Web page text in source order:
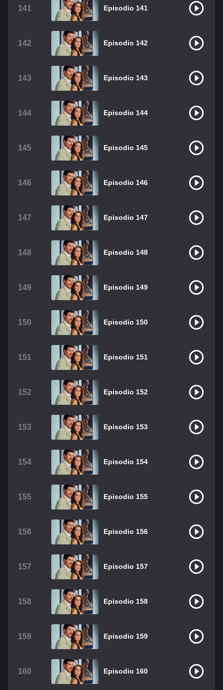
141 Episodio 141
142 Episodio 142
143 Episodio 143
144 Episodio 144
145 Episodio 145
146 Episodio 146
147 Episodio 147
148 Episodio 148
149 Episodio 149
150 Episodio 150
151 Episodio 151
152 Episodio 152
153 Episodio 153
154 Episodio 154
155 Episodio 155
156 Episodio 156
157 Episodio 157
158 Episodio 158
159 Episodio 159
160 Episodio 160